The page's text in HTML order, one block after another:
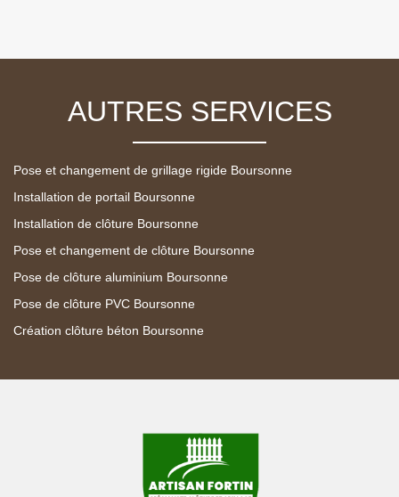
AUTRES SERVICES
Pose et changement de grillage rigide Boursonne
Installation de portail Boursonne
Installation de clôture Boursonne
Pose et changement de clôture Boursonne
Pose de clôture aluminium Boursonne
Pose de clôture PVC Boursonne
Création clôture béton Boursonne